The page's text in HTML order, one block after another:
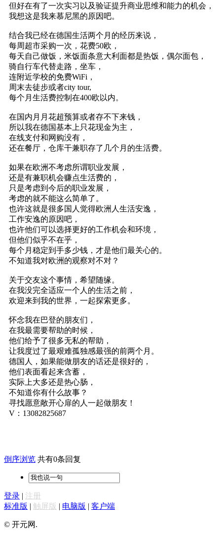
但好在有了一次实习以及验证提升商业思维和能力的机会，
我想这是我来慕尼黑的原因吧。
结合我已经在德国生活两个月的经历来说，
每周超市采购一次，花费50欧，
每天自己做饭，米饭面条意大利面都是热饭，偶尔面包，
骑自行车代替走路，坐车，
连附近学校的免费WiFi，
周末去徒步或者city tour,
每个月生活费控制在400欧以内。
在国内月月花超预算或者存不下来钱，
所以我在德国基本上只花现金为主，
在线支付和网购没有，
还在餐厅，仓库干兼职存了几个月的生活费。
如果在欧洲不考虑所谓职业发展，
还是有兼职机会赚点生活费的，
只是考虑到今后的职业发展，
考虑的就不能这么简单了。
也许这就是很多国人觉得欧洲人生活安逸，
工作安逸的原因吧，
也许他们可以选择更好的工作机会和环境，
但他们似乎不在乎，
每个月稳定到手多少钱，才是他们最关心的。
不知道我对欧洲的观察对不对？
关于交友这个事情，希望随缘。
在我没完全适应一个人的生活之前，
欢迎来到我的世界，一起探索更多。
怀念我在巴登的朋友们，
在我最需要帮助的时候，
他们给予了很多无私的帮助，
让我度过了最艰难孤独感最强的前两个月。
德国人，如果能做朋友的话还是很好的，
他们表面看起来含蓄，
实际上大多还是热心肠，
不知道你有什么故事？
寻找愿意敞开心扉的人一起做朋友！
V：13082825687
倒序浏览 共有0条回复
登录 | 注册
标准版 | 触屏版 | 电脑版 | 客户端
© 开元网.